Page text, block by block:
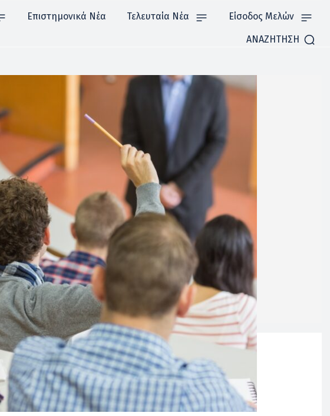
Επιστημονικά Νέα Τελευταία Νέα Είσοδος Μελών
ΑΝΑΖΗΤΗΣΗ